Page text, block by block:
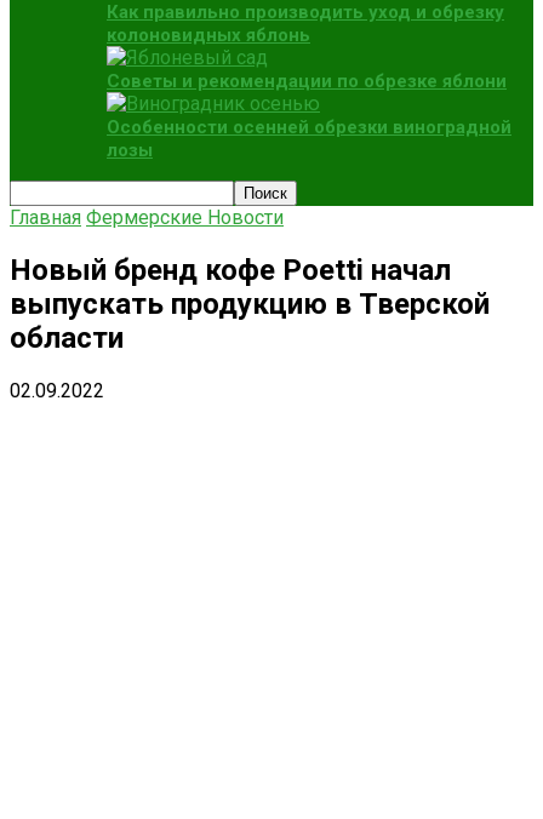
Как правильно производить уход и обрезку
колоновидных яблонь
Советы и рекомендации по обрезке яблони
Особенности осенней обрезки виноградной
лозы
Главная Фермерские Новости
Новый бренд кофе Poetti начал
выпускать продукцию в Тверской
области
02.09.2022